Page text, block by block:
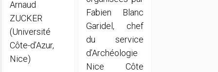
Arnaud
ZUCKER
(Université
Côte-d’Azur,
Nice)
Fabien Blanc
Garidel, chef
du service
d’Archéologie
Nice Côte